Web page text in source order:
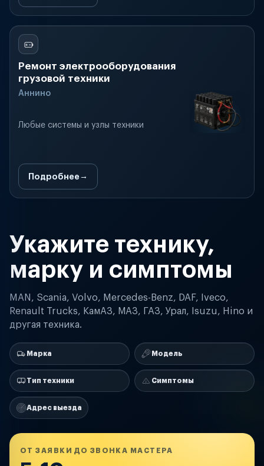
Ремонт электрооборудования
грузовой техники
Аннино
Любые системы и узлы техники
Подробнее
Укажите технику,
марку и симптомы
MAN, Scania, Volvo, Mercedes-Benz, DAF, Iveco,
Renault Trucks, КамАЗ, МАЗ, ГАЗ, Урал, Isuzu, Hino и
другая техника.
Марка Модель
Тип техники Симптомы
Адрес выезда
ОТ ЗАЯВКИ ДО ЗВОНКА МАСТЕРА